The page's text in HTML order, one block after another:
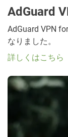
AdGuard
AdGuard VPN
なりました。
詳しくはこちら